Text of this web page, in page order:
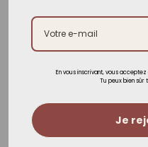
Sac cabas pinkish
En vous inscrivant, vous
Tu peux bien sûr
Je